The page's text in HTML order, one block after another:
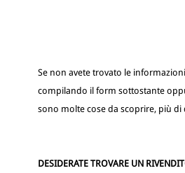
Se non avete trovato le
compilando il form sottostante
sono molte cose da scoprire, più
DESIDERATE TROVARE UN